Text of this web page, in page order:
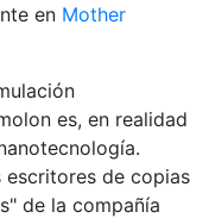
en Mother
es, en realidad
escritores de copias
de la compañía